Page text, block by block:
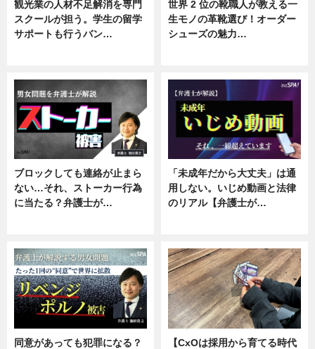
観光業の人材不足解消を専門
スクールが担う。学生の留学
サポートも行うバン…
世界 2 位の靴職人が教える一
生モノの革靴選び！オーダー
シューズの魅力…
ブロックしても連絡が止まら
ない…それ、ストーカー行為
に当たる？弁護士が…
「未成年だから大丈夫」は通
用しない。いじめ動画と法律
のリアル【弁護士が…
同意があっても犯罪になる？
【CxOは採用から育てる時代